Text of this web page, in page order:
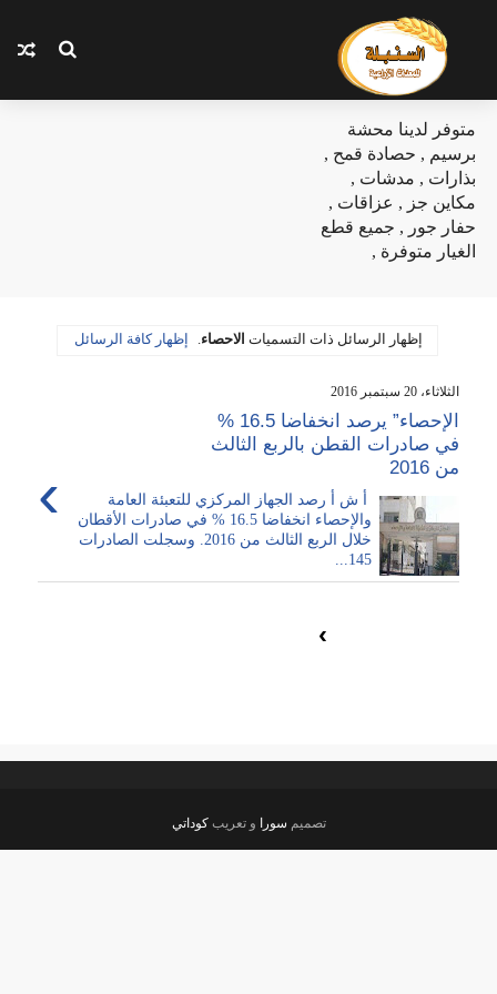
متوفر لدينا محشة
برسيم , حصادة قمح ,
بذارات , مدشات ,
مكاين جز , عزاقات ,
حفار جور , جميع قطع
الغيار متوفرة ,
‏إظهار الرسائل ذات التسميات الاحصاء إظهار كافة الرسائل
الثلاثاء، 20 سبتمبر 2016
الإحصاء” يرصد انخفاضا 16.5 %
في صادرات القطن بالربع الثالث
من 2016
›
أ ش أ رصد الجهاز المركزي للتعبئة العامة
والإحصاء انخفاضا 16.5 % في صادرات الأقطان
خلال الربع الثالث من 2016. وسجلت الصادرات
145...
›
تصميم سورا و تعريبكوداتي